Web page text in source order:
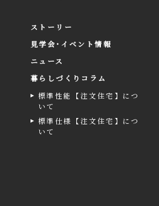
ストーリー
見学会･イベント情報
ニュース
暮らしづくりコラム
標準性能【注文住宅】につ
いて
標準仕様【注文住宅】につ
いて